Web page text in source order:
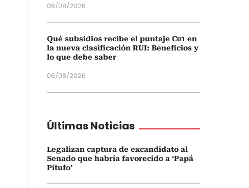
06/08/2026
Qué subsidios recibe el puntaje C01 en
la nueva clasificación RUI: Beneficios y
lo que debe saber
06/08/2026
Últimas Noticias
Legalizan captura de excandidato al
Senado que habría favorecido a ‘Papá
Pitufo’